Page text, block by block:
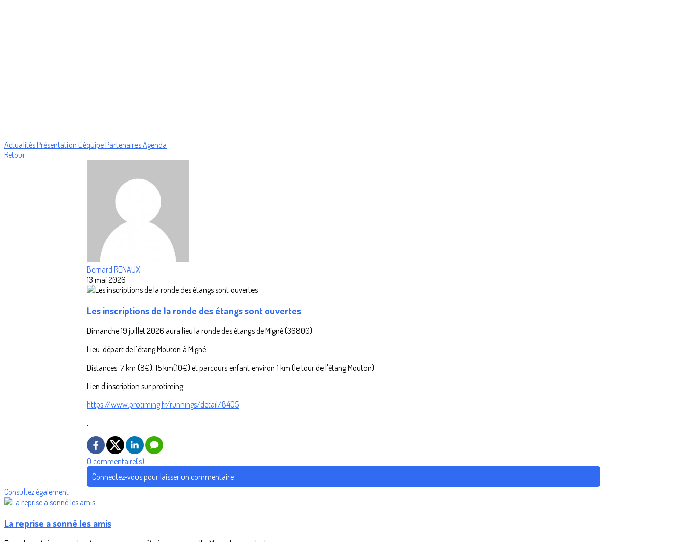
Actualités Présentation L'équipe PartenairesAgenda
Retour
Bernard RENAUX
13 mai 2026
Les inscriptions de la ronde des étangs sont ouvertes
Dimanche 19 juillet 2026 aura lieu la ronde des étangs de Migné (36800)
Lieu: départ de l'étang Mouton à Migné
Distances: 7 km (8€), 15 km(10€) et parcours enfant environ 1 km (le tour de l'étang Mouton)
Lien d'inscription sur protiming
https://www.protiming.fr/runnings/detail/8405
,
0 commentaire(s)
Connectez-vous pour laisser un commentaire
Consultez également
La reprise a sonné les amis